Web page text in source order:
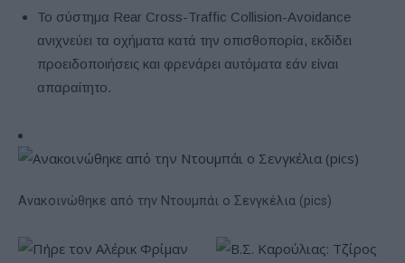
Το σύστημα Rear Cross-Traffic Collision-Avoidance
ανιχνεύει τα οχήματα κατά την οπισθοπορία, εκδίδει
προειδοποιήσεις και φρενάρει αυτόματα εάν είναι
απαραίτητο.
Ανακοινώθηκε από την Ντουμπάι ο Σενγκέλια (pics)